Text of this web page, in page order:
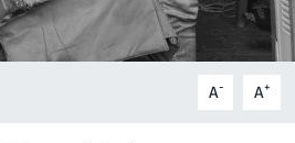
A- A+